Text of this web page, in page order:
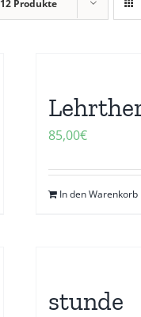
12 Produkte
85,00€
In den Warenkorb
stunde